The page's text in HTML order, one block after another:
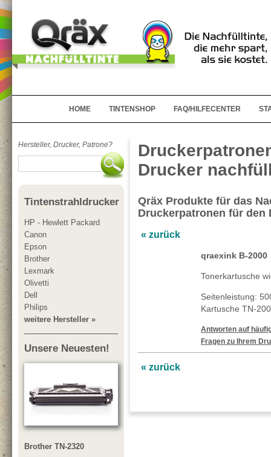
HOME TINTENSHOP FAQ/HILFECENTER
Hersteller, Drucker, Patrone?
Tintenstrahldrucker
HP - Hewlett Packard
Canon
Epson
Brother
Lexmark
Olivetti
Dell
Philips
weitere Hersteller »
Unsere Neuesten!
Brother TN-2320
Drucker
Qräx Produkte für das
Druckerpatronen für den
« zurück
qraexink B-2000
Tonerkartusche
Seitenleistung:
Kartusche TN-
Antworten auf
Fragen zu Ihrem
« zurück